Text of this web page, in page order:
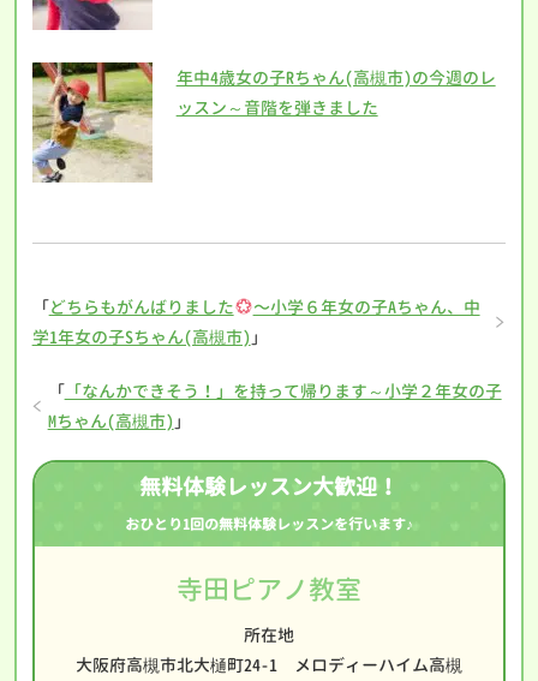
年中4歳女の子Rちゃん(高槻市)の今週のレ
ッスン～音階を弾きました
「どちらもがんばりました
〜小学６年女の子Aちゃん、中
学1年女の子Sちゃん(高槻市) 」
「「なんかできそう！」を持って帰ります～小学２年女の子
Mちゃん(高槻市) 」
無料体験レッスン大歓迎！
おひとり1回の無料体験レッスンを行います♪
寺田ピアノ教室
所在地
大阪府高槻市北大樋町24-1 メロディーハイム高槻